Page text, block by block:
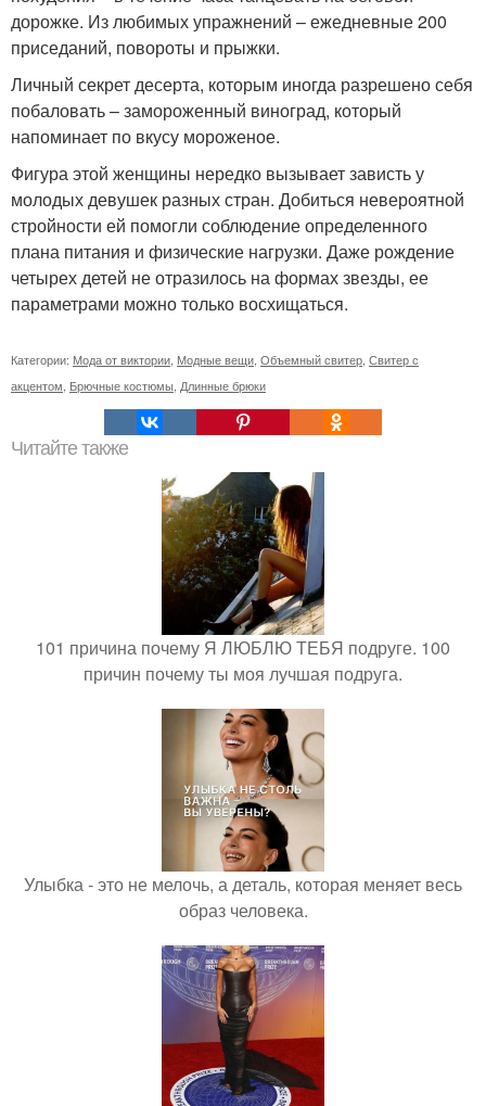
дорожке. Из любимых упражнений – ежедневные 200
приседаний, повороты и прыжки.
Личный секрет десерта, которым иногда разрешено себя
побаловать – замороженный виноград, который
напоминает по вкусу мороженое.
Фигура этой женщины нередко вызывает зависть у
молодых девушек разных стран. Добиться невероятной
стройности ей помогли соблюдение определенного
плана питания и физические нагрузки. Даже рождение
четырех детей не отразилось на формах звезды, ее
параметрами можно только восхищаться.
Категории: Мода от виктории Модные вещи Объемный свитер Свитер с
акцентом Брючные костюмы Длинные брюки
Читайте также
101 причина почему Я ЛЮБЛЮ ТЕБЯ подруге. 100
причин почему ты моя лучшая подруга.
Улыбка - это не мелочь, а деталь, которая меняет весь
образ человека.